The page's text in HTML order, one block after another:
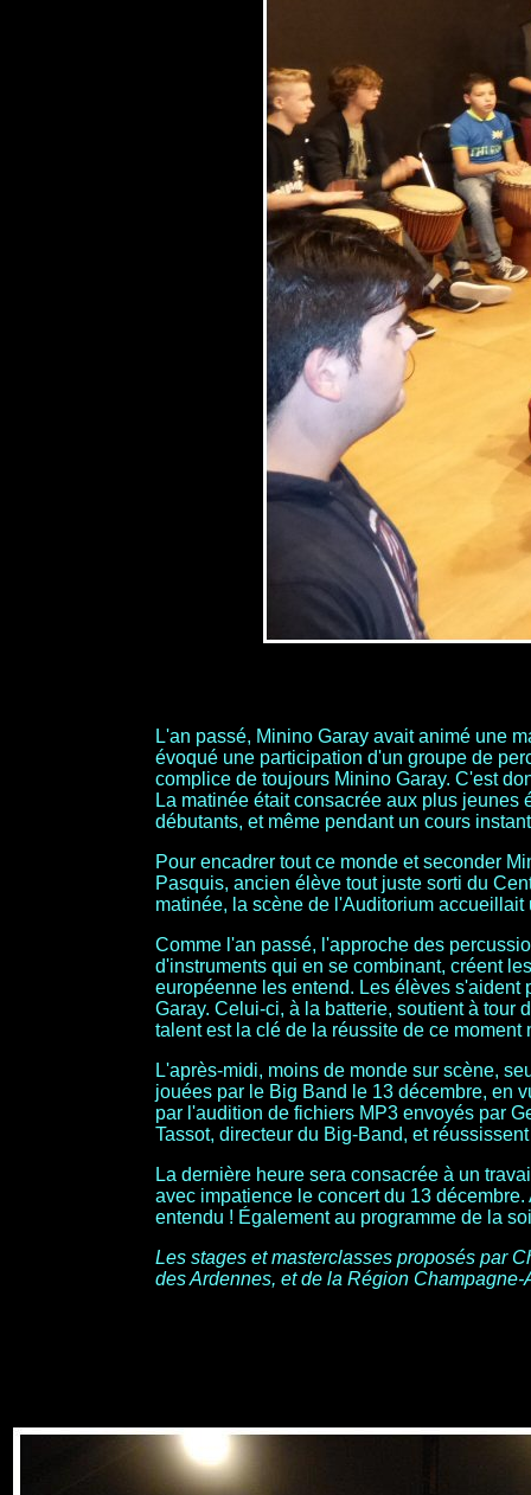
L'an passé, Minino Garay avait animé une
évoqué une participation d'un groupe de
complice de toujours Minino Garay. C'est
La matinée était consacrée aux plus
débutants, et même pendant un cours
Pour encadrer tout ce monde et seconder
Pasquis, ancien élève tout juste sorti du
matinée, la scène de l'Auditorium
Comme l'an passé, l'approche des
d'instruments qui en se combinant, créent
européenne les entend. Les élèves s'aident
Garay. Celui-ci, à la batterie, soutient à tour
talent est la clé de la réussite de ce moment
L'après-midi, moins de monde sur scène,
jouées par le Big Band le 13 décembre, en
par l'audition de fichiers MP3 envoyés par
Tassot, directeur du Big-Band, et
La dernière heure sera consacrée à un
avec impatience le concert du 13
entendu ! Également au programme de la
Les stages et masterclasses proposés par
des Ardennes, et de la Région Champagne-